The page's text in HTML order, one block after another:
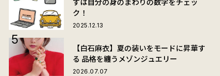
ク！
2025.12.13
【白石麻衣】夏の装いをモードに昇華す
る 品格を纏うメゾンジュエリー
2026.07.07